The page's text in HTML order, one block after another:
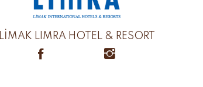
LİMAK LIMRA HOTEL & RESORT